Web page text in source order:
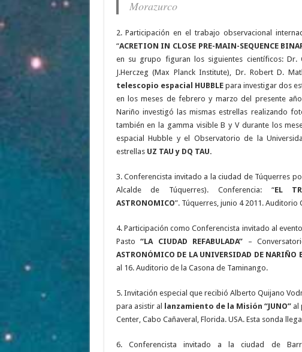
Morazurco
2. Participación en el trabajo observacional
“ACRETION IN CLOSE PRE-MAIN-SEQUENCE
en su grupo figuran los siguientes científicos: Dr.
J.Herczeg (Max Planck Institute), Dr. Robert D.
telescopio espacial HUBBLEpara investigar dos
en los meses de febrero y marzo del presente
Nariño investigó las mismas estrellas realizando
también en la gamma visible B y V durante los
espacial Hubble y el Observatorio de la
estrellas UZ TAU y DQ TAU.
3. Conferencista invitado a la ciudad de Túquerres
Alcalde de Túquerres). Conferencia: “EL
ASTRONOMICO”. Túquerres, junio 4 2011. Auditorio
4. Participación como Conferencista invitado al
Pasto“LA CIUDAD REFABULADA” –
ASTRONÓMICO DE LA UNIVERSIDAD DE NARIÑO
al 16. Auditorio de la Casona de Taminango.
5. Invitación especial que recibió Alberto Quijano
para asistir al lanzamiento de la Misión “JUNO”al
Center, Cabo Cañaveral, Florida. USA. Esta sonda
6. Conferencista invitado a la ciudad de